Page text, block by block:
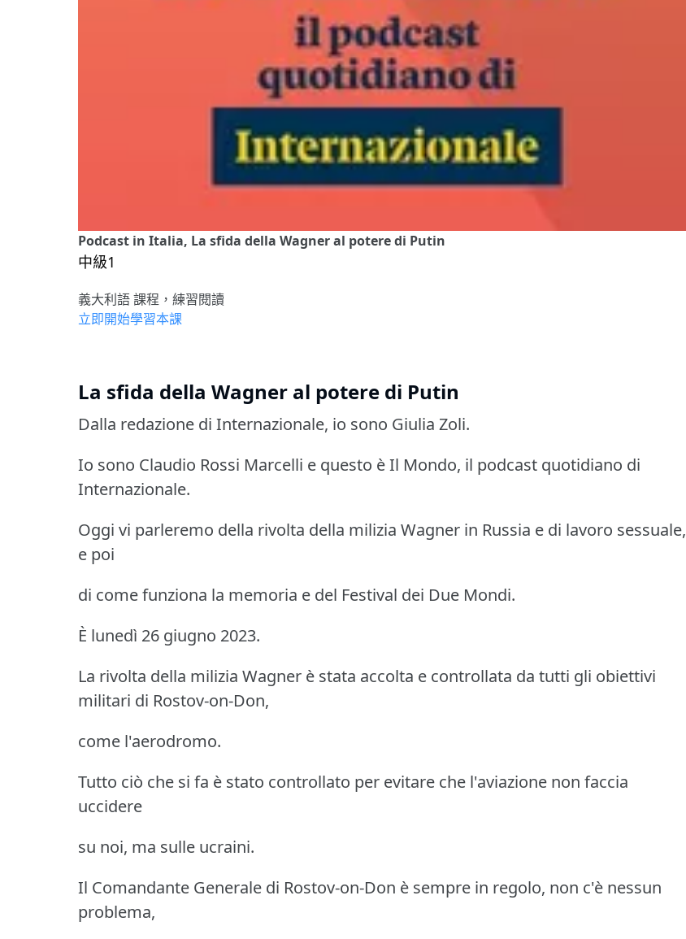
Podcast in Italia, La sfida della Wagner al potere di Putin
中級1
義大利語 課程，練習閱讀
立即開始學習本課
La sfida della Wagner al potere di Putin
Dalla redazione di Internazionale, io sono Giulia Zoli.
Io sono Claudio Rossi Marcelli e questo è Il Mondo, il podcast quotidiano di
Internazionale.
Oggi vi parleremo della rivolta della milizia Wagner in Russia e di lavoro sessuale,
e poi
di come funziona la memoria e del Festival dei Due Mondi.
È lunedì 26 giugno 2023.
La rivolta della milizia Wagner è stata accolta e controllata da tutti gli obiettivi
militari di Rostov-on-Don,
come l'aerodromo.
Tutto ciò che si fa è stato controllato per evitare che l'aviazione non faccia
uccidere
su noi, ma sulle ucraini.
Il Comandante Generale di Rostov-on-Don è sempre in regolo, non c'è nessun
problema,